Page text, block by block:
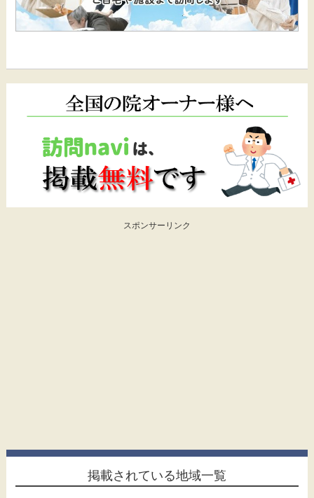
スポンサーリンク
掲載されている地域一覧